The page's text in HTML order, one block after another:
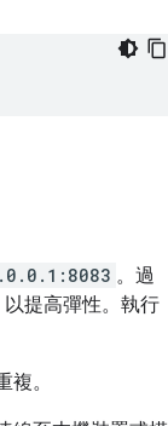
。過
提高彈性。執行
。